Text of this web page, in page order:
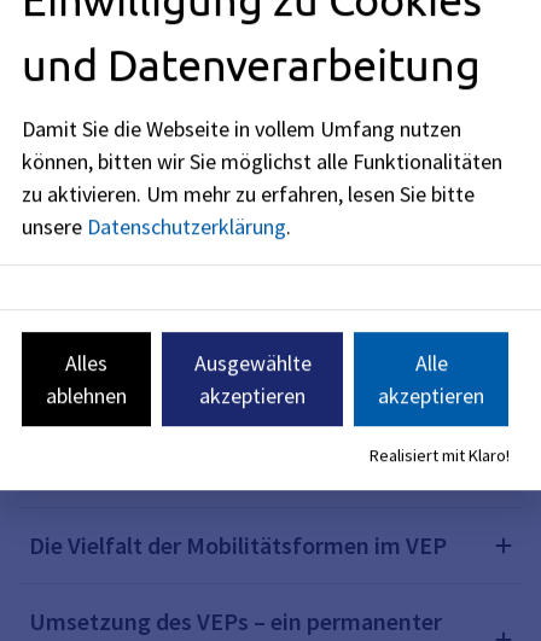
Verkehrsentwicklungsplan Kurzfassung
Vom Verkehr zur Mobilität – Ziele und
Leitlinien des VEPs 2030
Der VEP ist Teamwork - Beteiligung am
Prozess
Der VEP ist zukunftsorientiert und vernetzt -
Die Vielfalt der Mobilitätsformen im VEP
Umsetzung des VEPs – ein permanenter
und Datenverarbeitung
Damit Sie die Webseite in vollem Umfang nutzen
können, bitten wir Sie möglichst alle Funktionalitäten
zu aktivieren. Um mehr zu erfahren, lesen Sie bitte
unsere Datenschutzerklärung.
Alles
ablehnen
Ausgewählte
akzeptieren
Alle
akzeptieren
Realisiert mit Klaro!